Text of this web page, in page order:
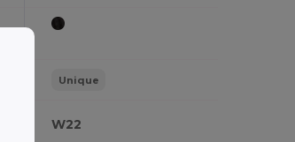
Unique
W22